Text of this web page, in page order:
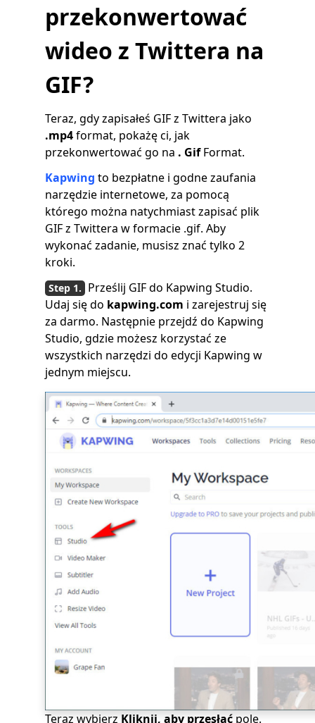
przekonwertować
wideo z Twittera na
GIF?
Teraz, gdy zapisałeś GIF z Twittera jako
.mp4format, pokażę ci, jak
przekonwertować go na . GifFormat.
Kapwing to bezpłatne i godne zaufania
narzędzie internetowe, za pomocą
którego można natychmiast zapisać plik
GIF z Twittera w formacie .gif. Aby
wykonać zadanie, musisz znać tylko 2
kroki.
Prześlij GIF do Kapwing Studio.
Udaj się do kapwing.com i zarejestruj się
za darmo. Następnie przejdź do Kapwing
Studio, gdzie możesz korzystać ze
wszystkich narzędzi do edycji Kapwing w
jednym miejscu.
Teraz wybierz Kliknij, aby przesłać pole.